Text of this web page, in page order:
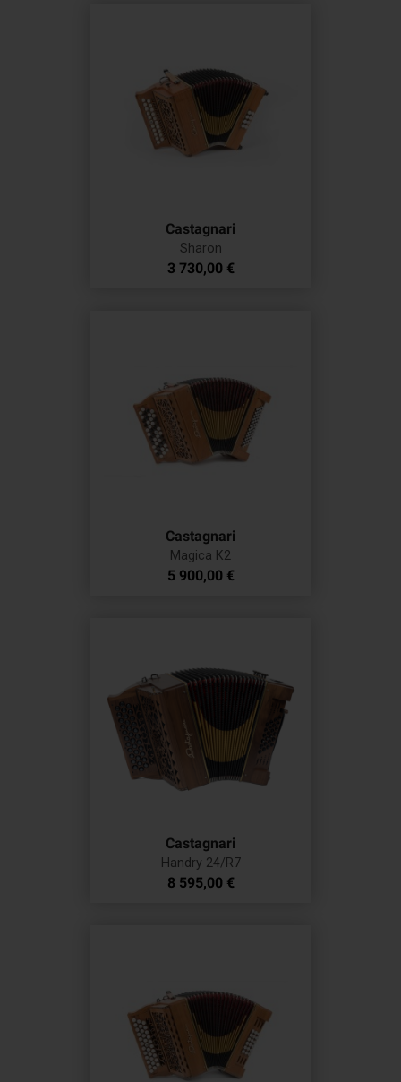
Castagnari
Sharon
Prix
3 730,00 €
Castagnari
Magica K2
Prix
5 900,00 €
Castagnari
Handry 24/R7
Prix
8 595,00 €